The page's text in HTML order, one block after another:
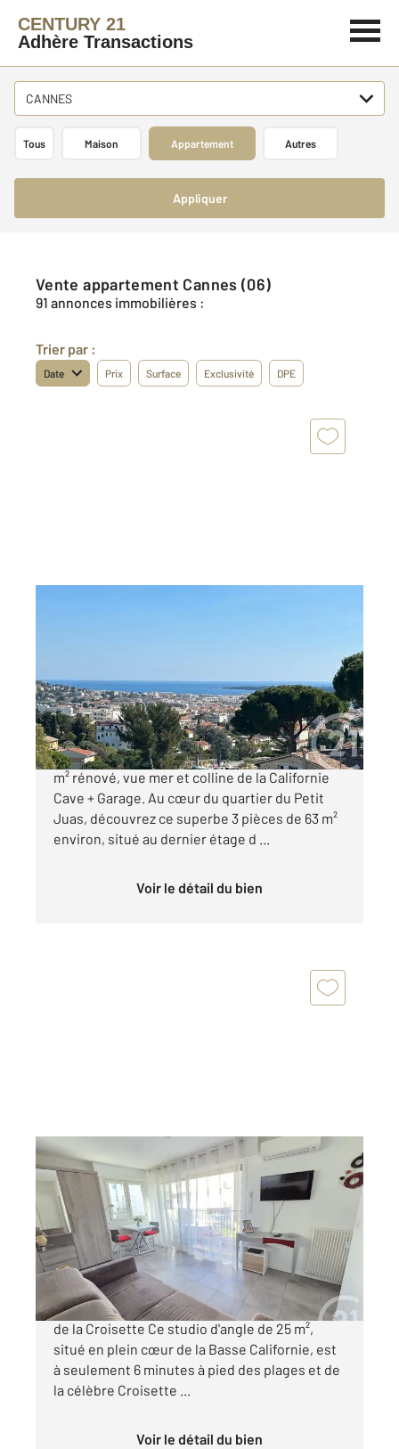
CENTURY 21
Adhère Transactions
CANNES
Tous Maison Appartement Autres
Appliquer
Vente appartement Cannes (06)
91 annonces immobilières :
Trier par :
Date Prix Surface Exclusivité DPE
Appartement F3 à vendre
489 000 €
Cannes Petit Juas Dernier étage, 3 pièces 63
m² rénové, vue mer et colline de la Californie
Cave + Garage. Au cœur du quartier du Petit
Juas, découvrez ce superbe 3 pièces de 63 m²
environ, situé au dernier étage d ...
Voir le détail du bien
CANNES 06
24,54 m , 1 pièce
Ref : 51963
Appartement F1 à vendre
220 000 €
Studio d'angle climatisé avec balcon À 400m
de la Croisette Ce studio d'angle de 25 m²,
situé en plein cœur de la Basse Californie, est
à seulement 6 minutes à pied des plages et de
la célèbre Croisette ...
Voir le détail du bien